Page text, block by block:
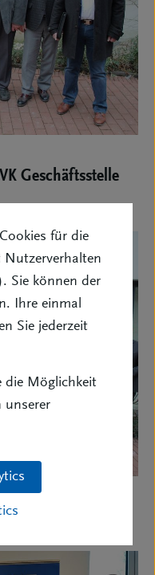
für die
Nutzerverhalten
Sie können der
Ihre einmal
Sie jederzeit
die Möglichkeit
unserer
Geschäftsstelle